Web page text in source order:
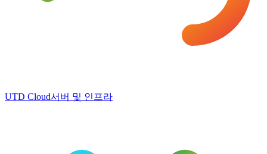
UTD Cloud서버 및 인프라